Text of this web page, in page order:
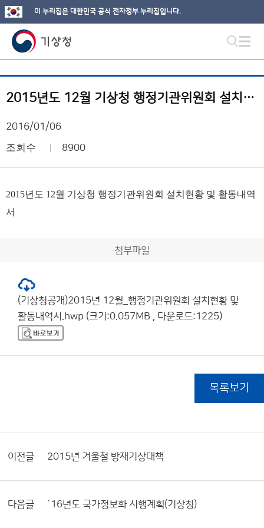
이 누리집은 대한민국 공식 전자정부 누리집입니다.
2015년도 12월 기상청 행정기관위원회 설치현황 및 활동내역서
2016/01/06
조회수 8900
2015년도 12월 기상청 행정기관위원회 설치현황 및 활동내역
서
첨부파일
(기상청공개)2015년 12월_행정기관위원회 설치현황 및
활동내역서.hwp (크기:0.057MB , 다운로드:1225)
목록보기
이전글 2015년 겨울철 방재기상대책
다음글 ´16년도 국가정보화 시행계획(기상청)